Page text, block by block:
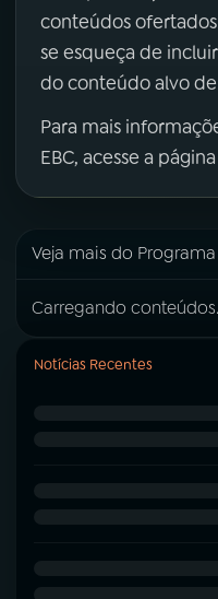
conteúdos
se esqueça de
do conteúdo alvo
Para mais
EBC, acesse a
Veja mais do Programa
Carregando
Notícias Recentes